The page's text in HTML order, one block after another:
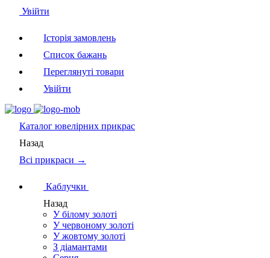
Увійти
Історія замовлень
Список бажань
Переглянуті товари
Увійти
Каталог ювелірних прикрас
Назад
Всі прикраси →
Каблучки
Назад
У білому золоті
У червоному золоті
У жовтому золоті
З діамантами